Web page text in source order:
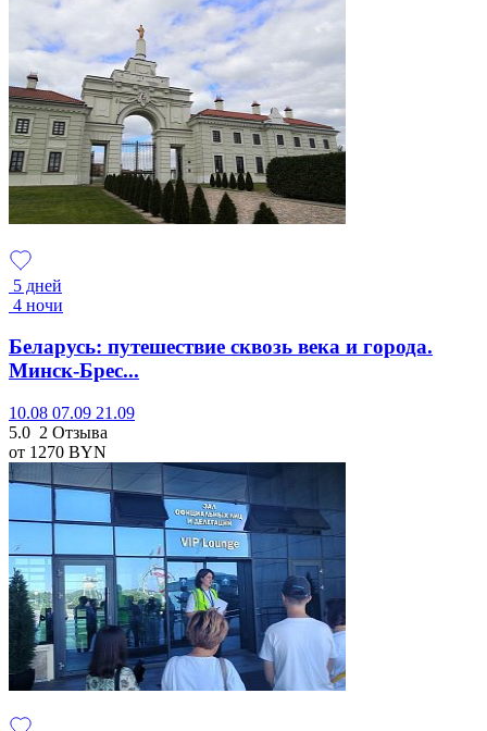
5 дней
4 ночи
Беларусь: путешествие сквозь века и города.
Минск-Брес...
10.08 07.09 21.09
5.0 2 Отзыва
от 1270 BYN